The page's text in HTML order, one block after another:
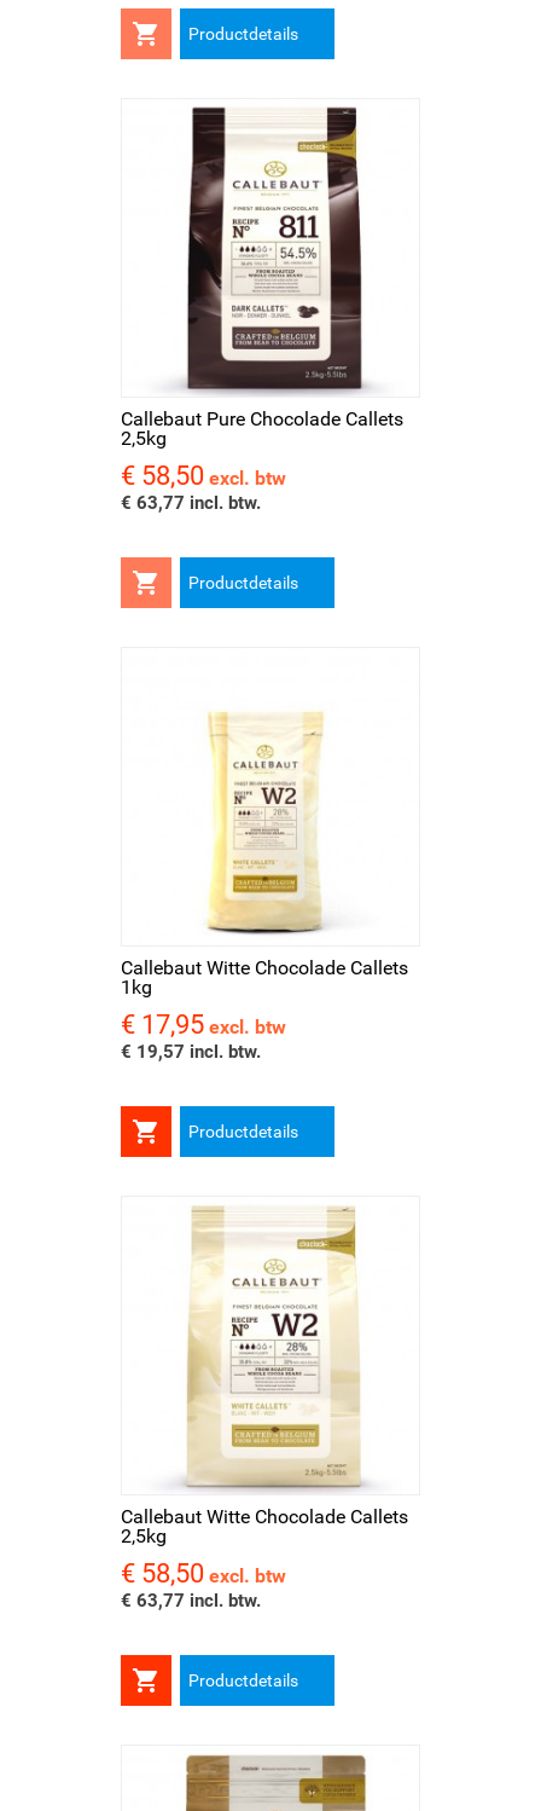
 Productdetails
Callebaut Pure Chocolade Callets
2,5kg
Prijs
€ 58,50 excl. btw
€ 63,77 incl. btw.
 Productdetails
Callebaut Witte Chocolade Callets
1kg
Prijs
€ 17,95 excl. btw
€ 19,57 incl. btw.
 Productdetails
Callebaut Witte Chocolade Callets
2,5kg
Prijs
€ 58,50 excl. btw
€ 63,77 incl. btw.
 Productdetails